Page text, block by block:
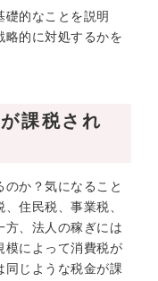
的なことを説明
略的に対処するかを
課税され
か？気になること
住民税、事業税、
方、法人の稼ぎには
模によって消費税が
同じような税金が課